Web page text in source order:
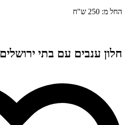
החל מ: 250 ש"ח
חלון ענבים עם בתי ירושלים